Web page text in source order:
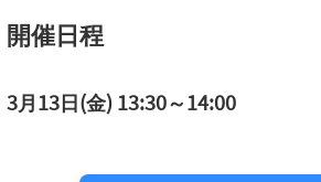
開催日程
3月13日(金) 13:30～14:00